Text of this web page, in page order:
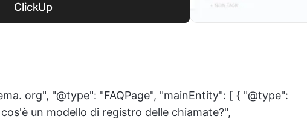
ClickUp
org", "@type": "FAQPage", "mainEntity": [ { "@type":
un modello di registro delle chiamate?",